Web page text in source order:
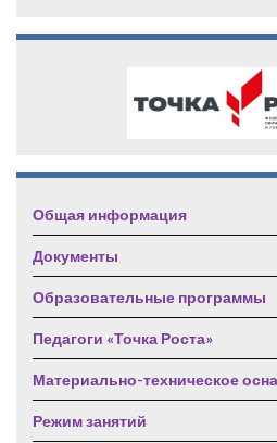
Общая информация
Документы
Образовательные программы
Педагоги «Точка Роста»
Материально-техническое
Режим занятий